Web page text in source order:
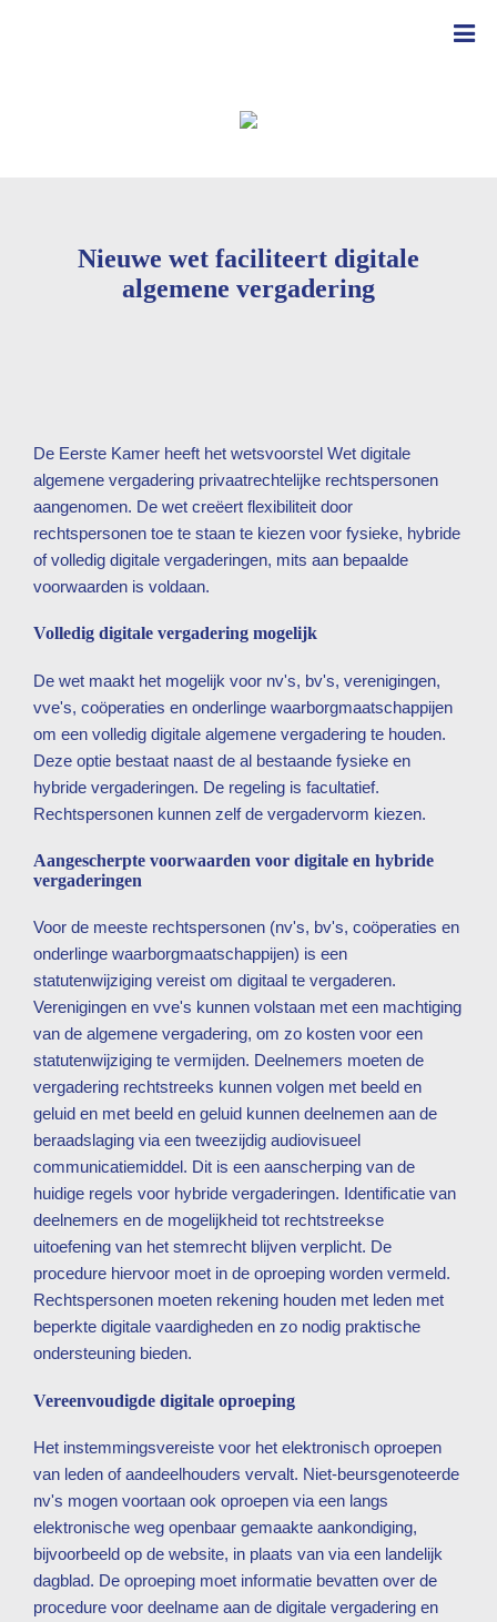
Nieuwe wet faciliteert digitale
algemene vergadering
De Eerste Kamer heeft het wetsvoorstel Wet digitale
algemene vergadering privaatrechtelijke rechtspersonen
aangenomen. De wet creëert flexibiliteit door
rechtspersonen toe te staan te kiezen voor fysieke, hybride
of volledig digitale vergaderingen, mits aan bepaalde
voorwaarden is voldaan.
Volledig digitale vergadering mogelijk
De wet maakt het mogelijk voor nv's, bv's, verenigingen,
vve's, coöperaties en onderlinge waarborgmaatschappijen
om een volledig digitale algemene vergadering te houden.
Deze optie bestaat naast de al bestaande fysieke en
hybride vergaderingen. De regeling is facultatief.
Rechtspersonen kunnen zelf de vergadervorm kiezen.
Aangescherpte voorwaarden voor digitale en hybride
vergaderingen
Voor de meeste rechtspersonen (nv's, bv's, coöperaties en
onderlinge waarborgmaatschappijen) is een
statutenwijziging vereist om digitaal te vergaderen.
Verenigingen en vve's kunnen volstaan met een machtiging
van de algemene vergadering, om zo kosten voor een
statutenwijziging te vermijden. Deelnemers moeten de
vergadering rechtstreeks kunnen volgen met beeld en
geluid en met beeld en geluid kunnen deelnemen aan de
beraadslaging via een tweezijdig audiovisueel
communicatiemiddel. Dit is een aanscherping van de
huidige regels voor hybride vergaderingen. Identificatie van
deelnemers en de mogelijkheid tot rechtstreekse
uitoefening van het stemrecht blijven verplicht. De
procedure hiervoor moet in de oproeping worden vermeld.
Rechtspersonen moeten rekening houden met leden met
beperkte digitale vaardigheden en zo nodig praktische
ondersteuning bieden.
Vereenvoudigde digitale oproeping
Het instemmingsvereiste voor het elektronisch oproepen
van leden of aandeelhouders vervalt. Niet-beursgenoteerde
nv's mogen voortaan ook oproepen via een langs
elektronische weg openbaar gemaakte aankondiging,
bijvoorbeeld op de website, in plaats van via een landelijk
dagblad. De oproeping moet informatie bevatten over de
procedure voor deelname aan de digitale vergadering en